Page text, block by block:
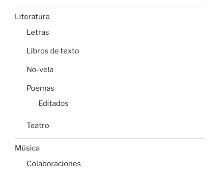
Literatura
Letras
Libros de texto
No-vela
Poemas
Editados
Teatro
Música
Colaboraciones